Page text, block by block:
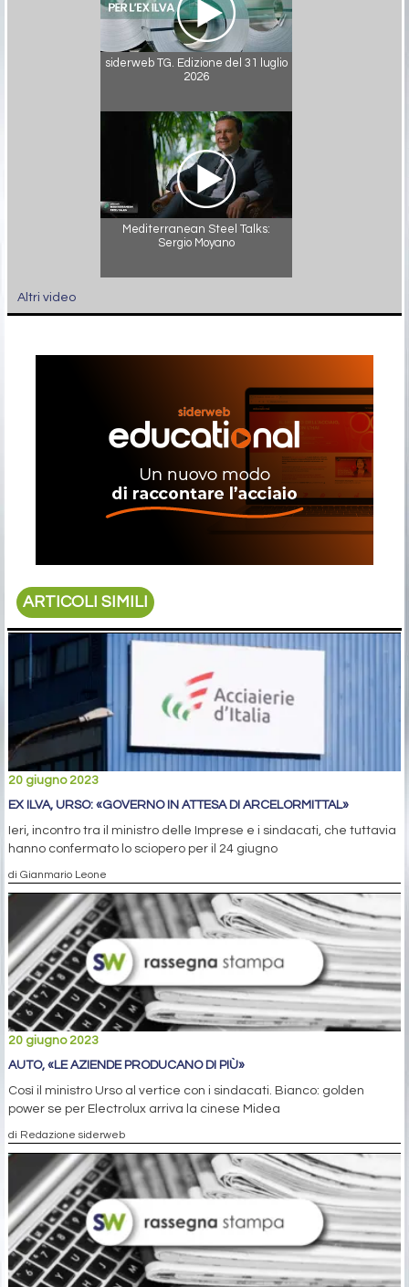
siderweb TG. Edizione del 31 luglio
2026
Mediterranean Steel Talks:
Sergio Moyano
Altri video
ARTICOLI SIMILI
20 giugno 2023
EX ILVA, URSO: «GOVERNO IN ATTESA DI ARCELORMITTAL»
Ieri, incontro tra il ministro delle Imprese e i sindacati, che tuttavia
hanno confermato lo sciopero per il 24 giugno
di Gianmario Leone
20 giugno 2023
AUTO, «LE AZIENDE PRODUCANO DI PIÙ»
Così il ministro Urso al vertice con i sindacati. Bianco: golden
power se per Electrolux arriva la cinese Midea
di Redazione siderweb